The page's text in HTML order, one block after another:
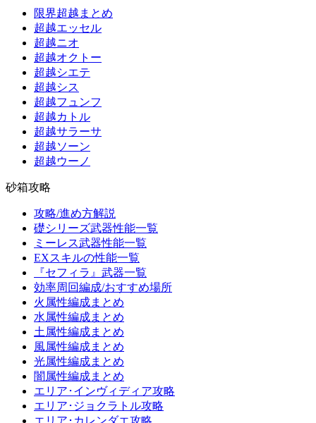
限界超越まとめ
超越エッセル
超越ニオ
超越オクトー
超越シエテ
超越シス
超越フュンフ
超越カトル
超越サラーサ
超越ソーン
超越ウーノ
砂箱攻略
攻略/進め方解説
礎シリーズ武器性能一覧
ミーレス武器性能一覧
EXスキルの性能一覧
『セフィラ』武器一覧
効率周回編成/おすすめ場所
火属性編成まとめ
水属性編成まとめ
土属性編成まとめ
風属性編成まとめ
光属性編成まとめ
闇属性編成まとめ
エリア･インヴィディア攻略
エリア･ジョクラトル攻略
エリア･カレンダエ攻略